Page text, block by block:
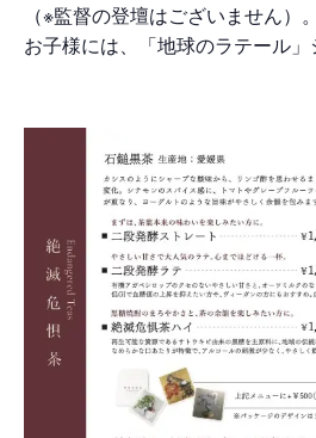
（※監督の登壇はございません）。
お子様には、「地球のラテール」